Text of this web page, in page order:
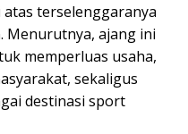
terselenggaranya
Menurutnya, ajang ini
memperluas usaha,
sekaligus
destinasi sport